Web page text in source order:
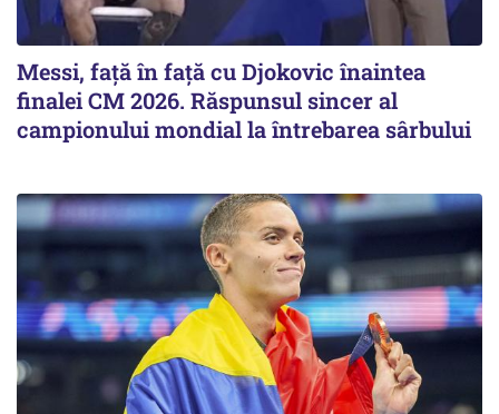
Messi, față în față cu Djokovic înaintea
finalei CM 2026. Răspunsul sincer al
campionului mondial la întrebarea sârbului